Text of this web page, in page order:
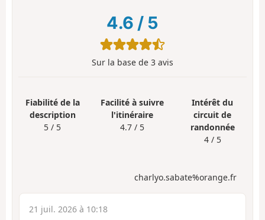
4.6 / 5
Sur la base de 3 avis
Fiabilité de la
description
5 / 5
Facilité à suivre
l'itinéraire
4.7 / 5
Intérêt du
circuit de
randonnée
4 / 5
charlyo.sabate%orange.fr
21 juil. 2026 à 10:18